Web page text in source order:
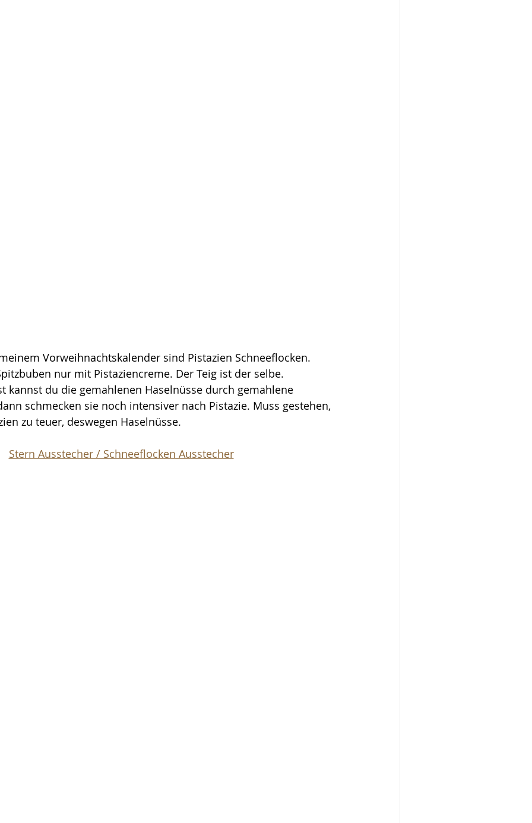
Vorweihnachtskalender sind Pistazien Schneeflocken.
nur mit Pistaziencreme. Der Teig ist der selbe.
kannst du die gemahlenen Haselnüsse durch gemahlene
schmecken sie noch intensiver nach Pistazie. Muss gestehen,
zu teuer, deswegen Haselnüsse.
Stern Ausstecher / Schneeflocken Ausstecher